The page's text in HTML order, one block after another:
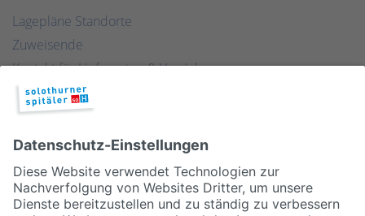
Lagepläne Standorte
Zuweisende
Kontakt für Lieferanten & Versicherungen
Zentralwäscherei
HEBSORG
Spital Club